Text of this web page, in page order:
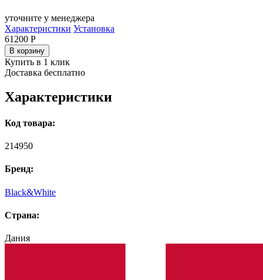
уточните у менеджера
Характеристики Установка
61200 Р
В корзину
Купить в 1 клик
Доставка бесплатно
Характеристики
Код товара:
214950
Бренд:
Black&White
Страна:
Дания